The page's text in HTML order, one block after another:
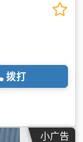
拨打
小广告